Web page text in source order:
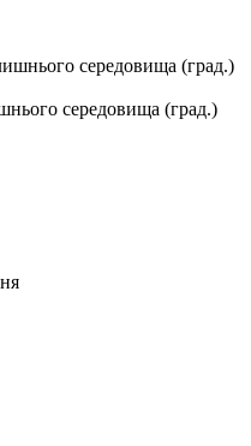
середовища (град.)
середовища (град.)